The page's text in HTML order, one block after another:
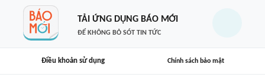
TẢI ỨNG DỤNG BÁO MỚI
ĐỂ KHÔNG BỎ SÓT TIN TỨC
Điều khoản sử dụng Chính sách bảo mật